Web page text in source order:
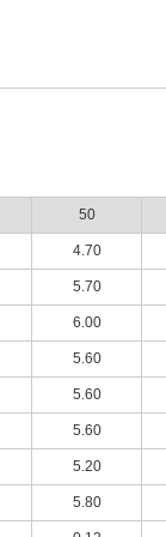
50
4.70
5.70
6.00
5.60
5.60
5.60
5.20
5.80